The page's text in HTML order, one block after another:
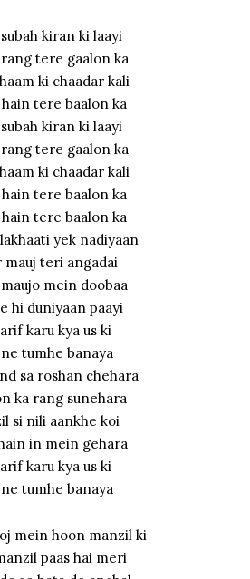
kiran ki laayi
tere gaalon ka
ki chaadar kali
hain tere baalon ka
kiran ki laayi
tere gaalon ka
ki chaadar kali
hain tere baalon ka
hain tere baalon ka
yek nadiyaan
mauj teri angadai
mein doobaa
hi duniyaan paayi
karu kya us ki
ne tumhe banaya
sa roshan chehara
ka rang sunehara
si nili aankhe koi
in mein gehara
karu kya us ki
ne tumhe banaya
mein hoon manzil ki
paas hai meri